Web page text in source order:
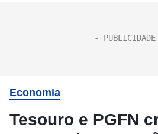
Economia
Tesouro e PGFN